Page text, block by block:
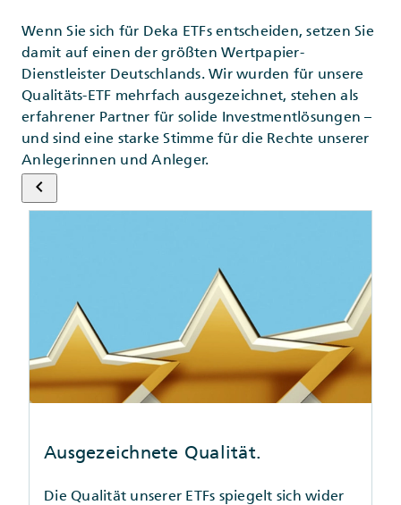
Wenn Sie sich für Deka ETFs entscheiden, setzen Sie
damit auf einen der größten Wertpapier-
Dienstleister Deutschlands. Wir wurden für unsere
Qualitäts-ETF mehrfach ausgezeichnet, stehen als
erfahrener Partner für solide Investmentlösungen –
und sind eine starke Stimme für die Rechte unserer
Anlegerinnen und Anleger.
keyboard_arrow_left
Ausgezeichnete Qualität.
Die Qualität unserer ETFs spiegelt sich wider